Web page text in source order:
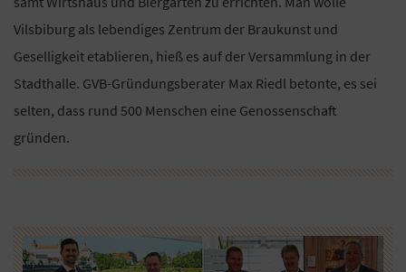
Vilsbiburg als lebendiges Zentrum der Braukunst und
Geselligkeit etablieren, hieß es auf der Versammlung in der
Stadthalle. GVB-Gründungsberater Max Riedl betonte, es sei
selten, dass rund 500 Menschen eine Genossenschaft
gründen.